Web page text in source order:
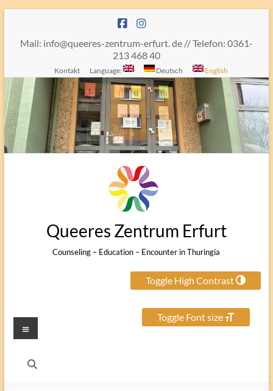
content
Mail: info@queeres-zentrum-erfurt. de // Telefon: 0361-
213 468 40
Kontakt Language: Deutsch English
Queeres Zentrum Erfurt
Counseling – Education – Encounter in Thuringia
Toggle High Contrast
Toggle Font size
Menu